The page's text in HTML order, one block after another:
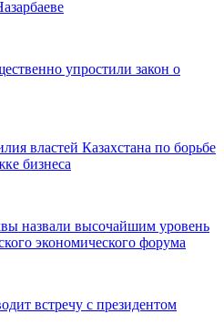
упростили закон о
властей Казахстана по борьбе
бизнеса
назвали высочайшим уровень
экономического форума
встречу с президентом